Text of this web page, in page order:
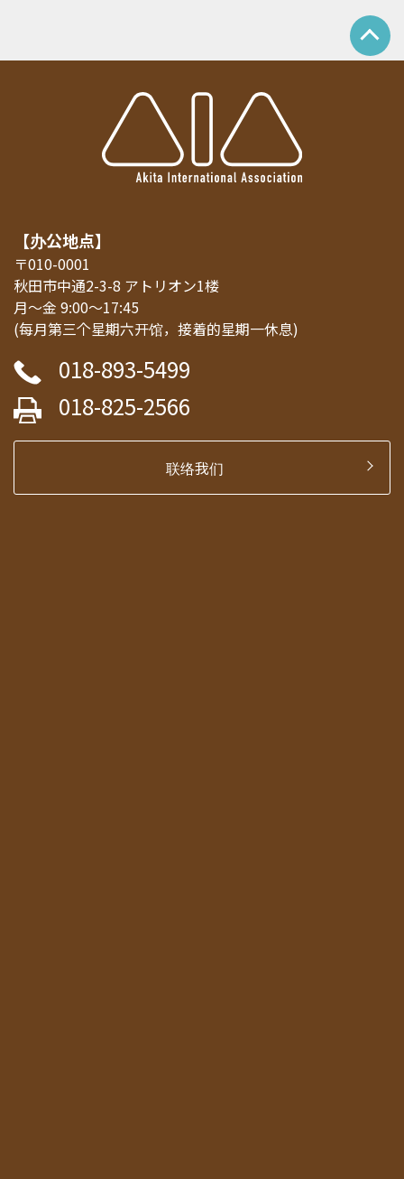
【办公地点】
〒010-0001
秋田市中通2-3-8 アトリオン1楼
月～金 9:00～17:45
(每月第三个星期六开馆，接着的星期一休息)
018-893-5499
018-825-2566
联络我们